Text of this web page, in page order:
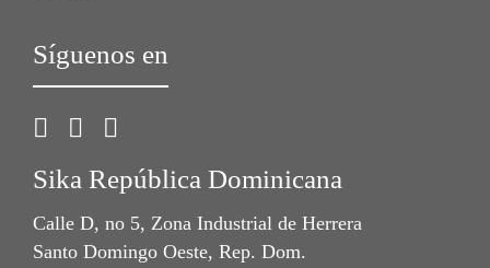
Síguenos en
Sika República Dominicana
Calle D, no 5, Zona Industrial de Herrera
Santo Domingo Oeste, Rep. Dom.